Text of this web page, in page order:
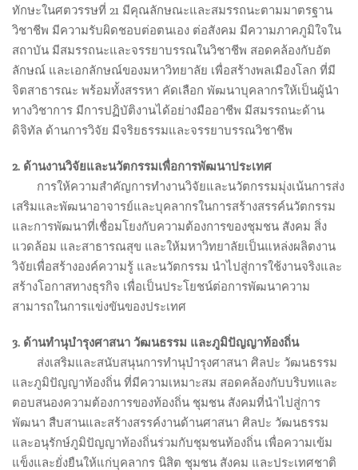
ทักษะในศตวรรษที่ 21 มีคุณลักษณะและสมรรถนะตามมาตรฐาน
วิชาชีพ มีความรับผิดชอบต่อตนเอง ต่อสังคม มีความภาคภูมิใจใน
สถาบัน มีสมรรถนะและจรรยาบรรณในวิชาชีพ สอดคล้องกับอัต
ลักษณ์ และเอกลักษณ์ของมหาวิทยาลัย เพื่อสร้างพลเมืองโลก ที่มี
จิตสาธารณะ พร้อมทั้งสรรหา คัดเลือก พัฒนาบุคลากรให้เป็นผู้นำ
ทางวิชาการ มีการปฏิบัติงานได้อย่างมืออาชีพ มีสมรรถนะด้าน
ดิจิทัล ด้านการวิจัย มีจริยธรรมและจรรยาบรรณวิชาชีพ
2. ด้านงานวิจัยและนวัตกรรมเพื่อการพัฒนาประเทศ
การให้ความสำคัญการทำงานวิจัยและนวัตกรรมมุ่งเน้นการส่ง
เสริมและพัฒนาอาจารย์และบุคลากรในการสร้างสรรค์นวัตกรรม
และการพัฒนาที่เชื่อมโยงกับความต้องการของชุมชน สังคม สิ่ง
แวดล้อม และสาธารณสุข และให้มหาวิทยาลัยเป็นแหล่งผลิตงาน
วิจัยเพื่อสร้างองค์ความรู้ และนวัตกรรม นำไปสู่การใช้งานจริงและ
สร้างโอกาสทางธุรกิจ เพื่อเป็นประโยชน์ต่อการพัฒนาความ
สามารถในการแข่งขันของประเทศ
3. ด้านทำนุบำรุงศาสนา วัฒนธรรม และภูมิปัญญาท้องถิ่น
ส่งเสริมและสนับสนุนการทำนุบำรุงศาสนา ศิลปะ วัฒนธรรม
และภูมิปัญญาท้องถิ่น ที่มีความเหมาะสม สอดคล้องกับบริบทและ
ตอบสนองความต้องการของท้องถิ่น ชุมชน สังคมที่นำไปสู่การ
พัฒนา สืบสานและสร้างสรรค์งานด้านศาสนา ศิลปะ วัฒนธรรม
และอนุรักษ์ภูมิปัญญาท้องถิ่นร่วมกับชุมชนท้องถิ่น เพื่อความเข้ม
แข็งและยั่งยืนให้แก่บุคลากร นิสิต ชุมชน สังคม และประเทศชาติ